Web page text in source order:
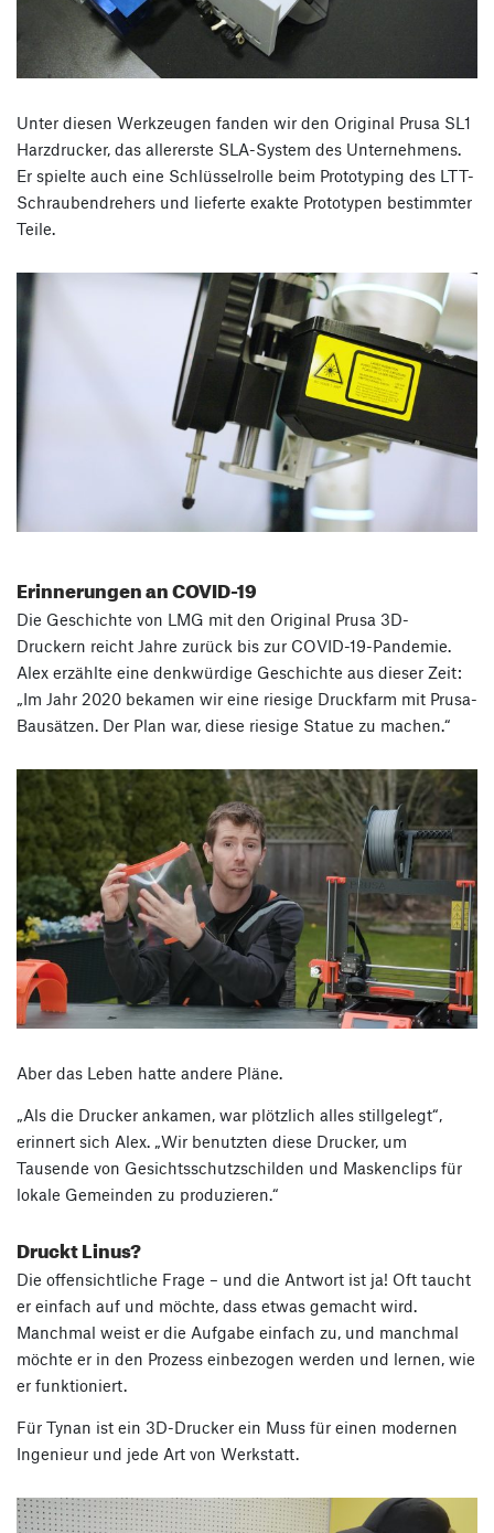
Unter diesen Werkzeugen fanden wir den Original Prusa SL1
Harzdrucker, das allererste SLA-System des Unternehmens.
Er spielte auch eine Schlüsselrolle beim Prototyping des LTT-
Schraubendrehers und lieferte exakte Prototypen bestimmter
Teile.
Erinnerungen an COVID-19
Die Geschichte von LMG mit den Original Prusa 3D-
Druckern reicht Jahre zurück bis zur COVID-19-Pandemie.
Alex erzählte eine denkwürdige Geschichte aus dieser Zeit:
„Im Jahr 2020 bekamen wir eine riesige Druckfarm mit Prusa-
Bausätzen. Der Plan war, diese riesige Statue zu machen.“
Aber das Leben hatte andere Pläne.
„Als die Drucker ankamen, war plötzlich alles stillgelegt“,
erinnert sich Alex. „Wir benutzten diese Drucker, um
Tausende von Gesichtsschutzschilden und Maskenclips für
lokale Gemeinden zu produzieren.“
Druckt Linus?
Die offensichtliche Frage – und die Antwort ist ja! Oft taucht
er einfach auf und möchte, dass etwas gemacht wird.
Manchmal weist er die Aufgabe einfach zu, und manchmal
möchte er in den Prozess einbezogen werden und lernen, wie
er funktioniert.
Für Tynan ist ein 3D-Drucker ein Muss für einen modernen
Ingenieur und jede Art von Werkstatt.